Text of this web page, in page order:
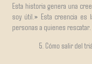
Esta historia genera una
soy útil.» Esta creencia es
personas a quienes rescatar.
Cómo salir del